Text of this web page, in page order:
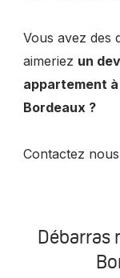
Vous avez des
aimeriez un
appartement
Bordeaux ?
Contactez
Débarras